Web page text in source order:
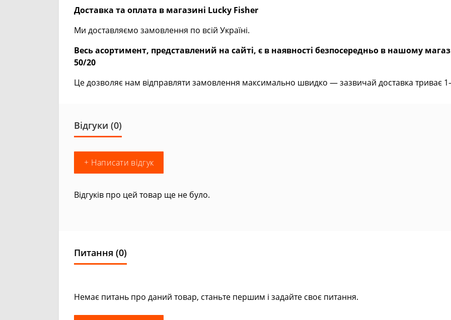
Доставка та оплата в магазині Lucky Fisher
Ми доставляємо замовлення по всій Україні.
Весь асортимент, представлений на сайті, є в наявності безпосередньо в нашому
50/20
Це дозволяє нам відправляти замовлення максимально швидко — зазвичай доставка триває
Відгуки (0)
+ Написати відгук
Відгуків про цей товар ще не було.
Питання (0)
Немає питань про даний товар, станьте першим і задайте своє питання.